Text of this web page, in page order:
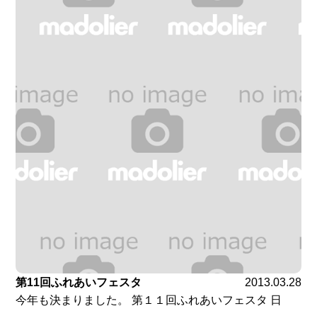
第11回ふれあいフェスタ
2013.03.28
今年も決まりました。 第１１回ふれあいフェスタ 日